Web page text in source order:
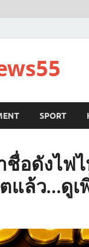
SPORT
ชื่อดังไฟ
แล้ว…ดูเ